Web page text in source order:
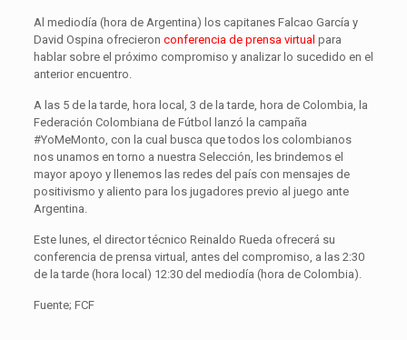
Al mediodía (hora de Argentina) los capitanes Falcao García y
David Ospina ofrecieron conferencia de prensa virtual para
hablar sobre el próximo compromiso y analizar lo sucedido en el
anterior encuentro.
A las 5 de la tarde, hora local, 3 de la tarde, hora de Colombia, la
Federación Colombiana de Fútbol lanzó la campaña
#YoMeMonto, con la cual busca que todos los colombianos
nos unamos en torno a nuestra Selección, les brindemos el
mayor apoyo y llenemos las redes del país con mensajes de
positivismo y aliento para los jugadores previo al juego ante
Argentina.
Este lunes, el director técnico Reinaldo Rueda ofrecerá su
conferencia de prensa virtual, antes del compromiso, a las 2:30
de la tarde (hora local) 12:30 del mediodía (hora de Colombia).
Fuente; FCF